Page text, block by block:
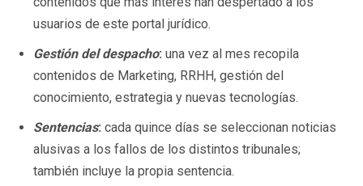
usuarios de este portal jurídico.
Gestión del despacho: una vez al mes recopila
contenidos de Marketing, RRHH, gestión del
conocimiento, estrategia y nuevas tecnologías.
Sentencias: cada quince días se seleccionan noticias
alusivas a los fallos de los distintos tribunales;
también incluye la propia sentencia.